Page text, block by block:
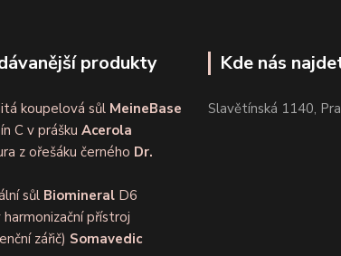
produkty
koupelová sůl MeineBase
C v prášku Acerola
z ořešáku černého Dr.
sůl Biomineral D6
harmonizační přístroj
zářič) Somavedic
Kde nás
Slavětínská 1140,